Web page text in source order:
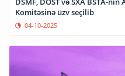
Komitəsinə üzv seçilib
04-10-2025